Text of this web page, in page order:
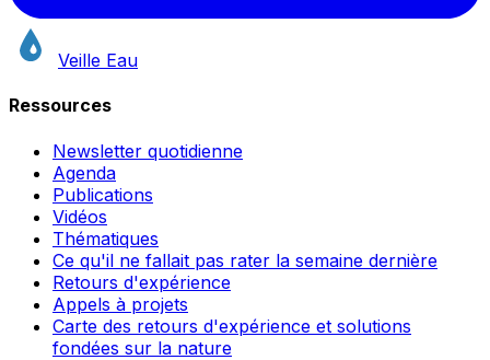
Veille Eau
Ressources
Newsletter quotidienne
Agenda
Publications
Vidéos
Thématiques
Ce qu'il ne fallait pas rater la semaine dernière
Retours d'expérience
Appels à projets
Carte des retours d'expérience et solutions
fondées sur la nature